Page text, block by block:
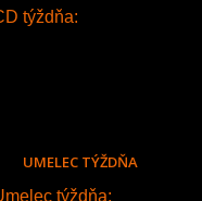
UMELEC TÝŽDŇA